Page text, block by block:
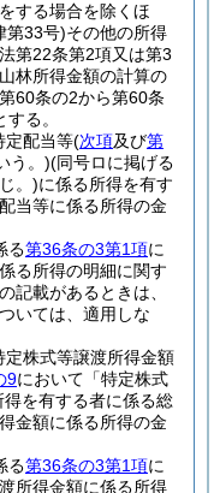
する場合を除くほ
第33号)その他の所得
第22条第2項又は第3
林所得金額の計算の
60条の2から第60条
る。
定配当等(次項及び第
う。)(同号ロに掲げる
。)に係る所得を有す
当等に係る所得の金
る第36条の3第1項に
る所得の明細に関す
記載があるときは、
いては、適用しな
株式等譲渡所得金額
9において「特定株式
得を有する者に係る総
金額に係る所得の金
る第36条の3第1項に
所得金額に係る所得